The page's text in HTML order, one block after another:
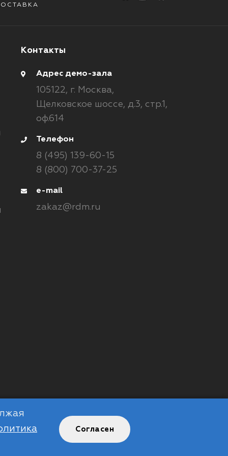
Контакты
Адрес демо-зала
105122, г. Москва,
Щелковское шоссе, д.3, стр.1,
оф.614
Телефон
8 (495) 139-60-15
8 (800) 700-37-25
e-mail
zakaz@rdm.ru
Согласен